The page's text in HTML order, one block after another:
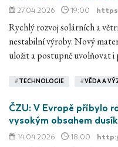
27.04.2026 19:00
Rychlý rozvoj solárních a
nestabilní výroby. Nový
uložit a postupně uvolňovat i
#TECHNOLOGIE #VĚDA A
ČZU: V Evropě přibylo
vysokým obsahem
14.04.2026 18:00